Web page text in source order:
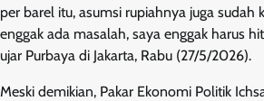
per barel itu, asumsi rupiahnya juga sudah
enggak ada masalah, saya enggak harus
ujar Purbaya di Jakarta, Rabu (27/5/2026).
Meski demikian, Pakar Ekonomi Politik